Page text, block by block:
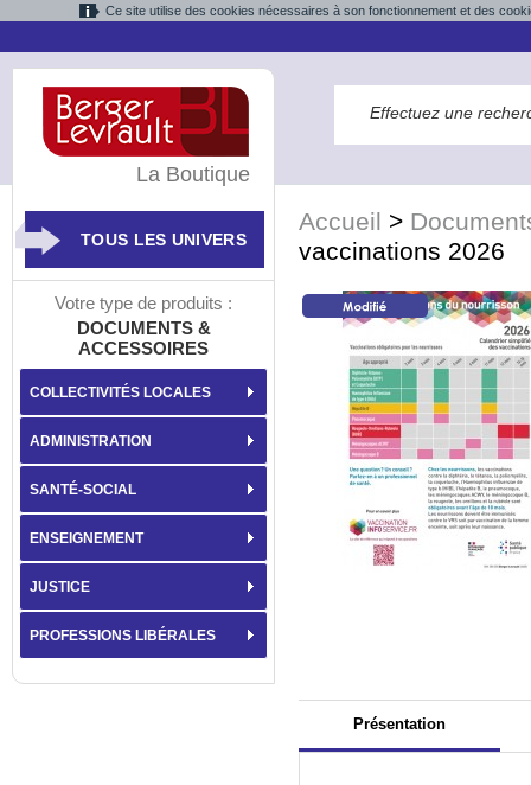
Ce site utilise des cookies nécessaires à son fonctionnement et des
Accueil >
vaccinations 2026
Présentation
La Boutique
TOUS LES UNIVERS
Votre type de produits :
DOCUMENTS &
ACCESSOIRES
COLLECTIVITÉS LOCALES
ADMINISTRATION
SANTÉ-SOCIAL
ENSEIGNEMENT
JUSTICE
PROFESSIONS LIBÉRALES